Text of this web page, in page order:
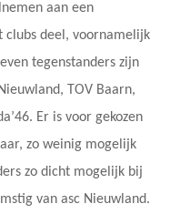
aan een
clubs deel, voornamelijk
tegenstanders zijn
TOV Baarn,
Er is voor gekozen
zo weinig mogelijk
zo dicht mogelijk bij
van asc Nieuwland.